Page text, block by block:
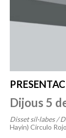
Dijous 5
Disset síl·labes /
Hayin) Círculo